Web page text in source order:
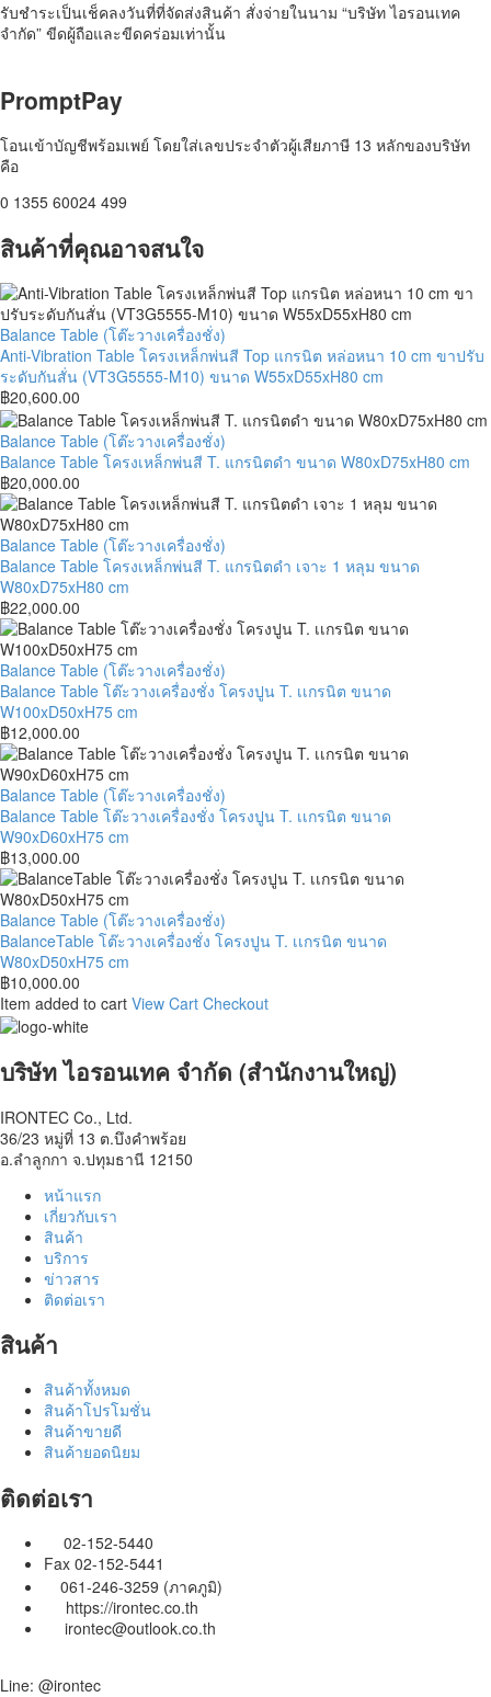
รับชำระเป็นเช็คลงวันที่ที่จัดส่งสินค้า สั่งจ่ายในนาม “บริษัท ไอรอนเทค
จำกัด” ขีดผู้ถือและขีดคร่อมเท่านั้น
PromptPay
โอนเข้าบัญชีพร้อมเพย์ โดยใส่เลขประจำตัวผู้เสียภาษี 13 หลักของบริษัท
คือ
0 1355 60024 499
สินค้าที่คุณอาจสนใจ
Anti-
Vibration
Table
โครง
เหล็ก
พ่น
สี
Top
แกรนิต
หล่อ
หนา
10
cm
ขา
ปรับ
ระดับ
กัน
สั่น
(VT3G5555-
M10)
ขนาด
W55xD55xH80
cm
Balance Table (โต๊ะวางเครื่องชั่ง)
Anti-Vibration Table โครงเหล็กพ่นสี Top แกรนิต หล่อหนา 10 cm ขาปรับ
ระดับกันสั่น (VT3G5555-M10) ขนาด W55xD55xH80 cm
฿20,600.00
Balance
Table
โครง
เหล็ก
พ่น
สี
T.
แกรนิต
ดำ
ขนาด
W80xD75xH80
cm
Balance Table (โต๊ะวางเครื่องชั่ง)
Balance Table โครงเหล็กพ่นสี T. แกรนิตดำ ขนาด W80xD75xH80 cm
฿20,000.00
Balance
Table
โครง
เหล็ก
พ่น
สี
T.
แกรนิต
ดำ
เจาะ
1
หลุม
ขนาด
W80xD75xH80
cm
Balance Table (โต๊ะวางเครื่องชั่ง)
Balance Table โครงเหล็กพ่นสี T. แกรนิตดำ เจาะ 1 หลุม ขนาด
W80xD75xH80 cm
฿22,000.00
Balance
Table
โต๊ะ
วาง
เครื่อง
ชั่ง
โครง
ปูน
T.
เเก
รนิต
ขนาด
W100xD50xH75
cm
Balance Table (โต๊ะวางเครื่องชั่ง)
Balance Table โต๊ะวางเครื่องชั่ง โครงปูน T. เเกรนิต ขนาด
W100xD50xH75 cm
฿12,000.00
Balance
Table
โต๊ะ
วาง
เครื่อง
ชั่ง
โครง
ปูน
T.
เเก
รนิต
ขนาด
W90xD60xH75
cm
Balance Table (โต๊ะวางเครื่องชั่ง)
Balance Table โต๊ะวางเครื่องชั่ง โครงปูน T. เเกรนิต ขนาด
W90xD60xH75 cm
฿13,000.00
BalanceTable
โต๊ะ
วาง
เครื่อง
ชั่ง
โครง
T.
เเก
ขนาด
W80xD50xH75
cm
Balance Table (โต๊ะวางเครื่องชั่ง)
BalanceTable โต๊ะวางเครื่องชั่ง โครงปูน T. เเกรนิต ขนาด
W80xD50xH75 cm
฿10,000.00
Item added to cart View Cart Checkout
บริษัท ไอรอนเทค จำกัด (สำนักงานใหญ่)
IRONTEC Co., Ltd.
36/23 หมู่ที่ 13 ต.บึงคำพร้อย
อ.ลำลูกกา จ.ปทุมธานี 12150
หน้าแรก
เกี่ยวกับเรา
สินค้า
บริการ
ข่าวสาร
ติดต่อเรา
สินค้า
สินค้าทั้งหมด
สินค้าโปรโมชั่น
สินค้าขายดี
สินค้ายอดนิยม
ติดต่อเรา
02-152-5440
Fax 02-152-5441
061-246-3259 (ภาคภูมิ)
https://irontec.co.th
irontec@outlook.co.th
Line: @irontec